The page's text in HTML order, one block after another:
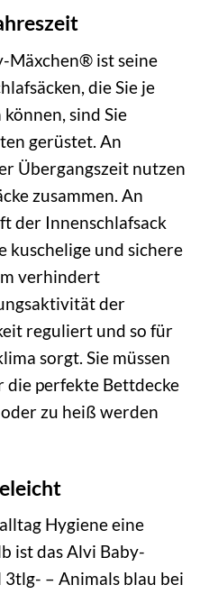
Mäxchen® ist seine
die Sie je
sind Sie
gerüstet. An
Übergangszeit nutzen
zusammen. An
der Innenschlafsack
kuschelige und sichere
verhindert
der
reguliert und so für
sorgt. Sie müssen
die perfekte Bettdecke
zu heiß werden
Hygiene eine
ist das Alvi Baby-
– Animals blau bei